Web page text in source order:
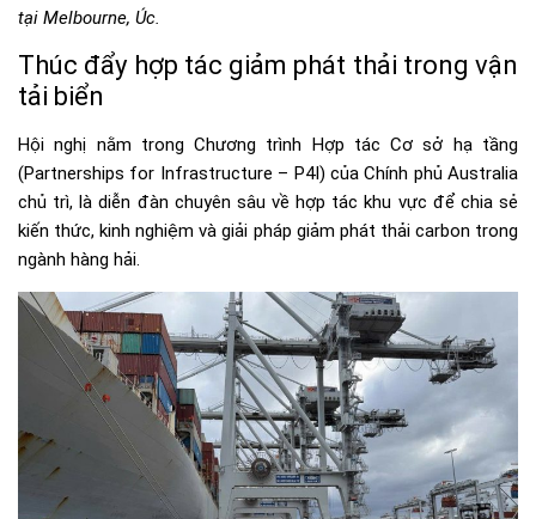
tại Melbourne, Úc.
Thúc đẩy hợp tác giảm phát thải trong vận
tải biển
Hội nghị nằm trong Chương trình Hợp tác Cơ sở hạ tầng
(Partnerships for Infrastructure – P4I) của Chính phủ Australia
chủ trì, là diễn đàn chuyên sâu về hợp tác khu vực để chia sẻ
kiến thức, kinh nghiệm và giải pháp giảm phát thải carbon trong
ngành hàng hải.